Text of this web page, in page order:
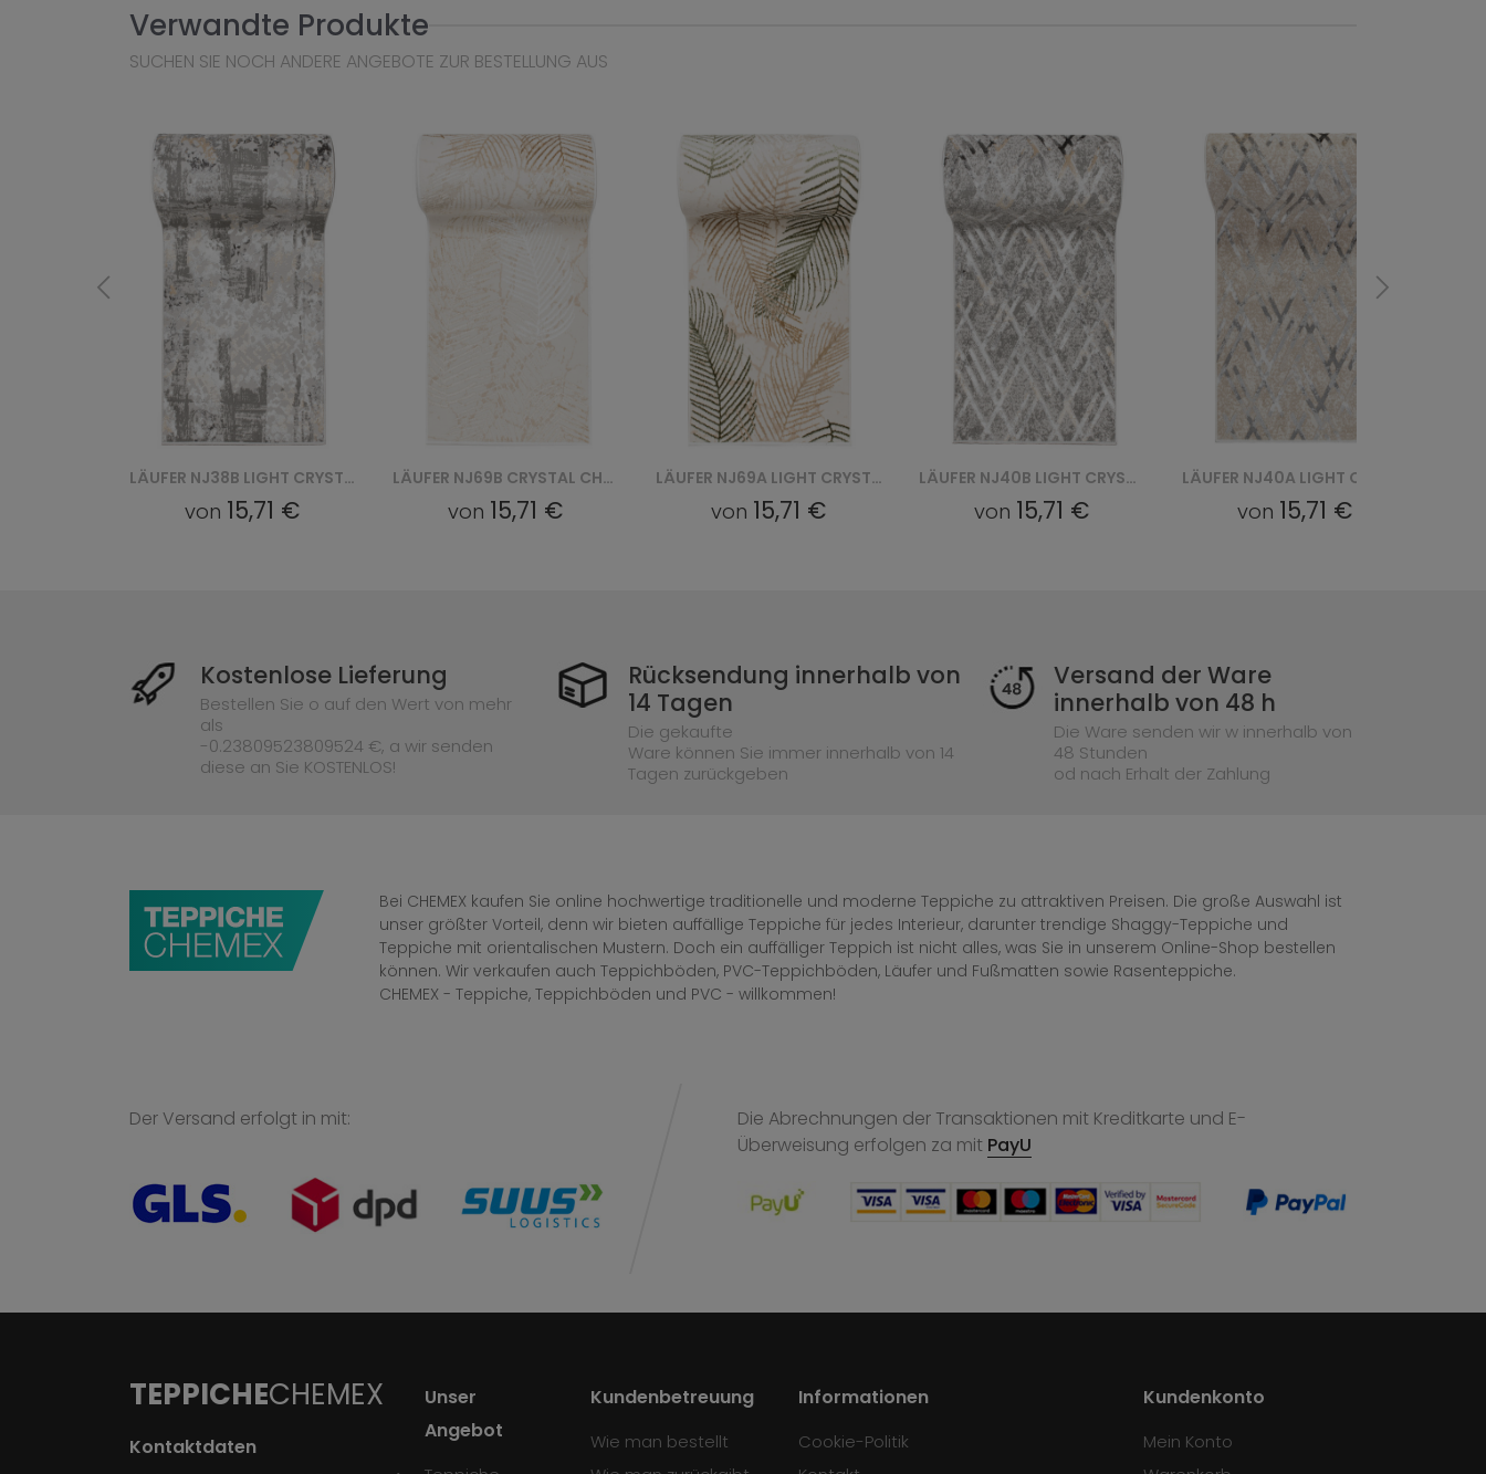
Verwandte Produkte
SUCHEN SIE NOCH ANDERE ANGEBOTE ZUR BESTELLUNG AUS
LÄUFER NJ69B CRYSTAL CHODNIK GYU - BRĄZOWY
von 15,71 €
LÄUFER NJ69A LIGHT CRYSTAL CHODNIK HBC - ZIELONY
von 15,71 €
LÄUFER NJ40B LIGHT CRYSTAL CHODNIK HBB - SZARY
von 15,71 €
LÄUFER NJ40A LIGHT CRYSTAL CHODNIK GYV - SZARY
von 15,71 € von 15,71 €
Kostenlose Lieferung
Bestellen Sie o auf den Wert von mehr
als
-0.23809523809524 €, a wir senden
diese an Sie KOSTENLOS!
Rücksendung innerhalb von
14 Tagen
Die gekaufte
Ware können Sie immer innerhalb von 14
Tagen zurückgeben
Versand der Ware
innerhalb von 48 h
Die Ware senden wir w innerhalb von
48 Stunden
od nach Erhalt der Zahlung
Bei CHEMEX kaufen Sie online hochwertige traditionelle und moderne Teppiche zu attraktiven Preisen. Die große Auswahl ist
unser größter Vorteil, denn wir bieten auffällige Teppiche für jedes Interieur, darunter trendige Shaggy-Teppiche und
Teppiche mit orientalischen Mustern. Doch ein auffälliger Teppich ist nicht alles, was Sie in unserem Online-Shop bestellen
können. Wir verkaufen auch Teppichböden, PVC-Teppichböden, Läufer und Fußmatten sowie Rasenteppiche.
CHEMEX - Teppiche, Teppichböden und PVC - willkommen!
Der Versand erfolgt in mit:
Die Abrechnungen der Transaktionen mit Kreditkarte und E-
Überweisung erfolgen za mit PayU
TEPPICHECHEMEX
Kontaktdaten
Unser
Angebot
Kundenbetreuung
Wie man bestellt
Informationen
Cookie-Politik
Kundenkonto
Mein Konto